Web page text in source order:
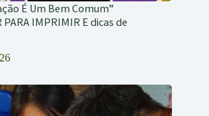
É Um Bem Comum”
IMPRIMIR E dicas de